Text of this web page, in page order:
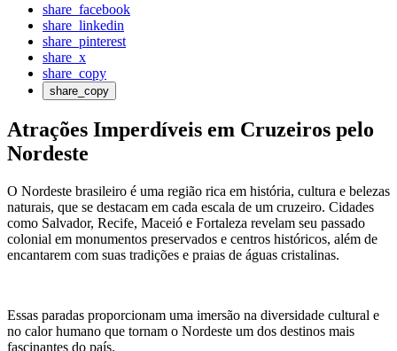
share_facebook
share_linkedin
share_pinterest
share_x
share_copy
share_copy
Atrações Imperdíveis em Cruzeiros pelo
Nordeste
O Nordeste brasileiro é uma região rica em história, cultura e belezas
naturais, que se destacam em cada escala de um cruzeiro. Cidades
como Salvador, Recife, Maceió e Fortaleza revelam seu passado
colonial em monumentos preservados e centros históricos, além de
encantarem com suas tradições e praias de águas cristalinas.
Essas paradas proporcionam uma imersão na diversidade cultural e
no calor humano que tornam o Nordeste um dos destinos mais
fascinantes do país.